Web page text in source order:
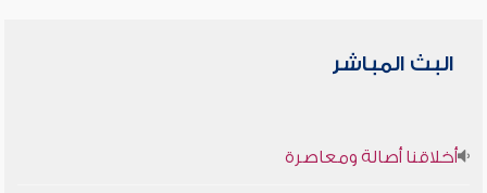
البث المباشر
أخلاقنا أصالة ومعاصرة